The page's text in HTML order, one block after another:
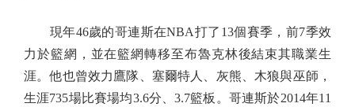
現年46歲的哥連斯在NBA打了13個賽季，前7季效
力於籃網，並在籃網轉移至布魯克林後結束其職業生
涯。他也曾效力鷹隊、塞爾特人、灰熊、木狼與巫師，
生涯735場比賽場均3.6分、3.7籃板。哥連斯於2014年11